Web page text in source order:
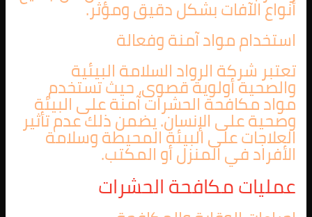
أنواع الآفات بشكل دقيق ومؤثر.
استخدام مواد آمنة وفعالة
تعتبر شركة الرواد السلامة البيئية
والصحية أولوية قصوى، حيث تستخدم
مواد مكافحة الحشرات آمنة على البيئة
وصحية على الإنسان. يضمن ذلك عدم تأثير
العلاجات على البيئة المحيطة وسلامة
الأفراد في المنزل أو المكتب.
عمليات مكافحة الحشرات